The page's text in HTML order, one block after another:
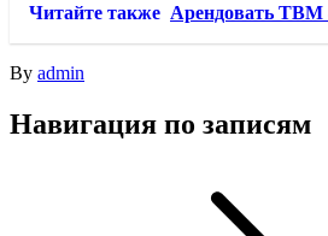
Читайте также Арендовать TBM
By admin
Навигация по записям